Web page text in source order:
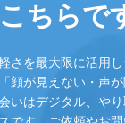
こちらで
さを最大限に活用
顔が見えない・声が
いはデジタル、や